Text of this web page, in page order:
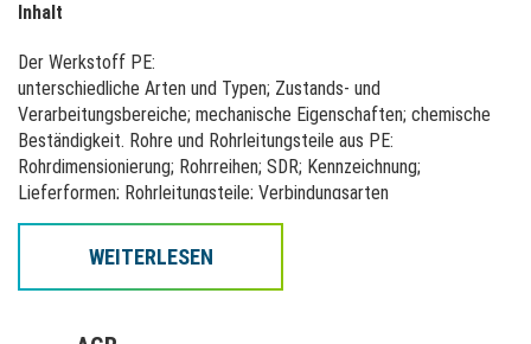
Inhalt
Der Werkstoff PE:
unterschiedliche Arten und Typen; Zustands- und
Verarbeitungsbereiche; mechanische Eigenschaften; chemische
Beständigkeit. Rohre und Rohrleitungsteile aus PE:
Rohrdimensionierung; Rohrreihen; SDR; Kennzeichnung;
Lieferformen; Rohrleitungsteile; Verbindungsarten
Grundlagen des Schweißens von PE:
Werkstoffeignung; Einflussgrößen; Schweißverfahren;
Schweißvorgang; Schweißrestspannungen; Qualitätskontrolle;
WEITERLESEN